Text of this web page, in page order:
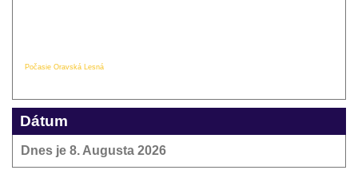
Počasie Oravská Lesná
Dátum
Dnes je 8. Augusta 2026